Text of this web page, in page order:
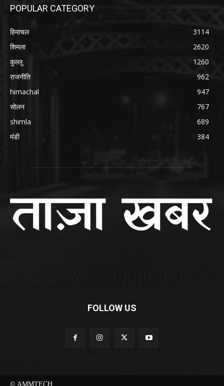
POPULAR CATEGORY
हिमाचल
3114
शिमला
2620
कुल्लू
1260
राजनीति
962
himachal
947
सोलन
767
shimla
689
मंडी
384
FOLLOW US
© AMMTECH